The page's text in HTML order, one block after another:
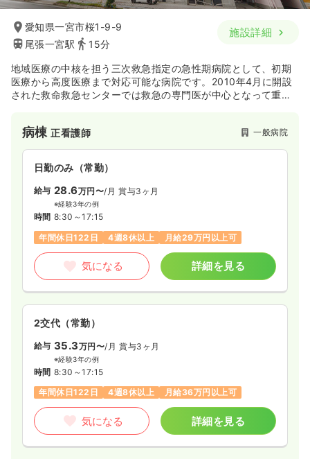
愛知県一宮市桜1-9-9
尾張一宮駅
15分
施設詳細
地域医療の中核を担う三次救急指定の急性期病院として、初期
医療から高度医療まで対応可能な病院です。2010年4月に開設
された救命救急センターでは救急の専門医が中心となって重症
域完結型医療を推進しています。
病棟正看護師 一般病院
日勤のみ（常勤）
給与 28.6万円〜/月 賞与3ヶ月
※経験3年の例
時間 8:30～17:15
年間休日122日
4週8休以上 月給29万円以上可
気になる 詳細を見る
2交代（常勤）
給与 35.3万円〜/月 賞与3ヶ月
※経験3年の例
時間 8:30～17:15
年間休日122日
4週8休以上 月給36万円以上可
気になる 詳細を見る